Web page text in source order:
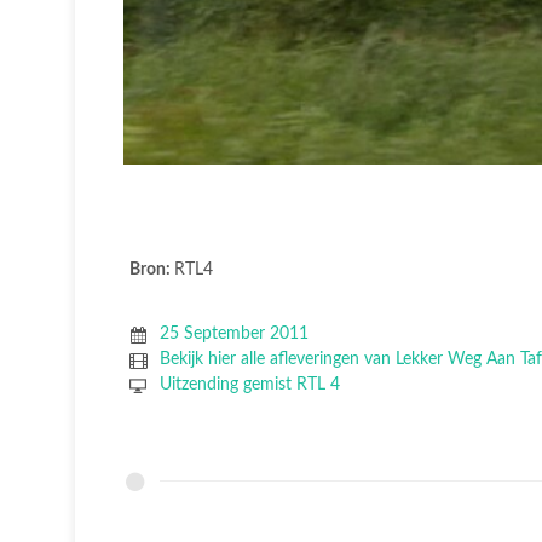
Bron: RTL4
25 September 2011
Bekijk hier alle afleveringen van Lekker Weg Aan
Uitzending gemist RTL 4